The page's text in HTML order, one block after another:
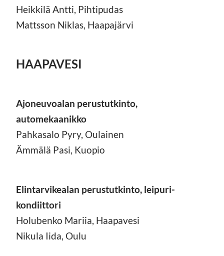
Heikkilä Antti, Pihtipudas
Mattsson Niklas, Haapajärvi
HAAPAVESI
Ajoneuvoalan perustutkinto,
automekaanikko
Pahkasalo Pyry, Oulainen
Ämmälä Pasi, Kuopio
Elintarvikealan perustutkinto, leipuri-
kondiittori
Holubenko Mariia, Haapavesi
Nikula Iida, Oulu